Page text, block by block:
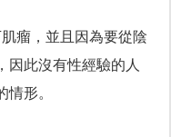
瘤，並且因為要從陰
因此沒有性經驗的人
形。